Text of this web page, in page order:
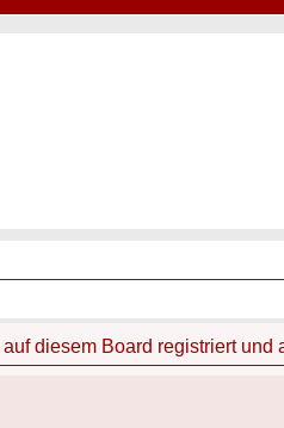
diesem Board registriert und